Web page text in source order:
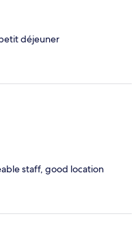
déjeuner
staff, good location